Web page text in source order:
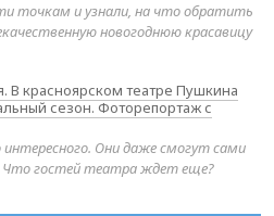
точкам и узнали, на что обратить
новогоднюю красавицу
В красноярском театре Пушкина
сезон. Фоторепортаж с
Они даже смогут сами
Что гостей театра ждет еще?